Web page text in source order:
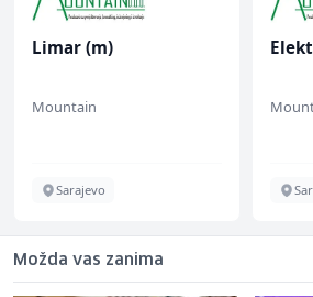
Limar (m)
Mountain
Sarajevo
Možda vas zanima